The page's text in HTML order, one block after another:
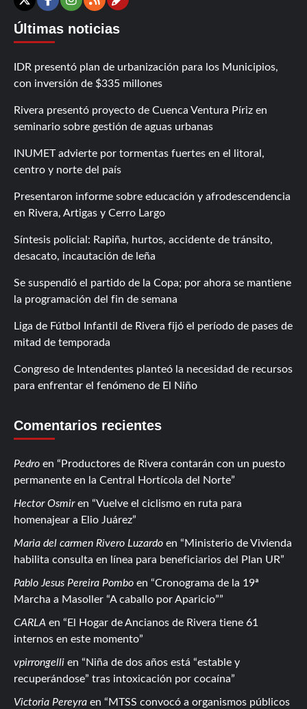
X Facebook
Instagram
RSSContáctanos
Últimas noticias
IDR presentó plan de urbanización para los Municipios,
con inversión de $335 millones
Rivera presentó proyecto de Cuenca Ventura Píriz en
seminario sobre gestión de aguas urbanas
INUMET advierte por tormentas fuertes en el litoral,
centro y norte del país
Presentaron informe sobre educación y afrodescendencia
en Rivera, Artigas y Cerro Largo
Síntesis policial: Rapiña, hurtos, accidente de tránsito,
desacato, incautación de leña
Se suspendió el partido de la Copa; por ahora se mantiene
la programación del fin de semana
Liga de Fútbol Infantil de Rivera fijó el período de pases de
mitad de temporada
Congreso de Intendentes planteó la necesidad de recursos
para enfrentar el fenómeno de El Niño
Comentarios recientes
Pedro en
Productores de Rivera contarán con un puesto
permanente en la Central Hortícola del Norte
Hector Osmiren
Vuelve el ciclismo en ruta para
homenajear a Elio Juárez
Maria del carmen Rivero Luzardo en
Ministerio de Vivienda
habilita consulta en línea para beneficiarios del Plan UR
Pablo Jesus Pereira Pombo en
Cronograma de la 19ª
Marcha a Masoller “A caballo por Aparicio”
CARLA en
El Hogar de Ancianos de Rivera tiene 61
internos en este momento
vpirrongelli en
Niña de dos años está “estable y
recuperándose” tras intoxicación por cocaína
Victoria Pereyra en MTSS convocó a organismos públicos